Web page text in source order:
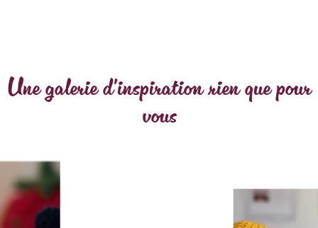
Une galerie d'inspiration rien que pour
vous